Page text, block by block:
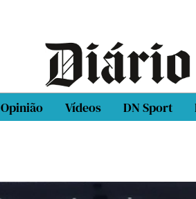
Opinião Vídeos DN Sport